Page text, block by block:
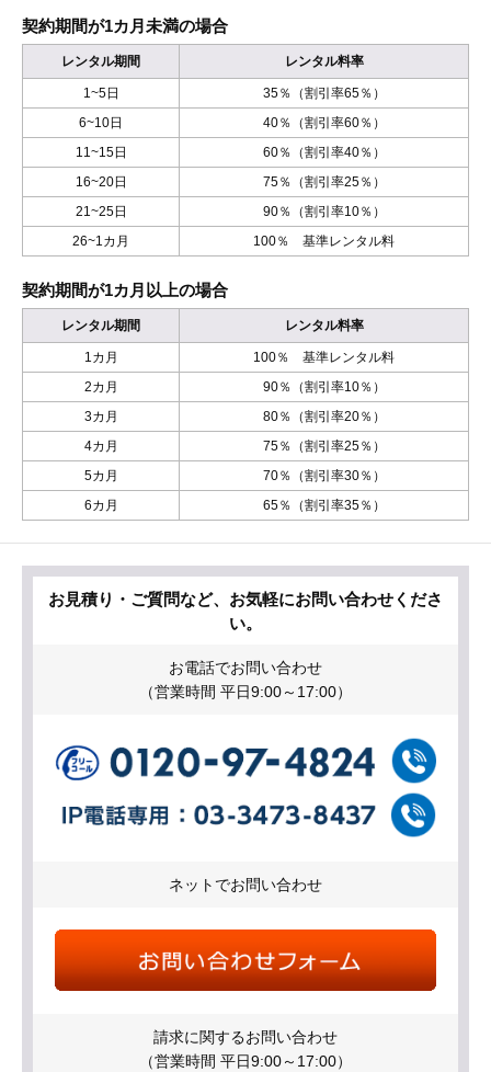
契約期間が1カ月未満の場合
レンタル期間 レンタル料率
1~5日
35％（割引率65％）
6~10日
40％（割引率60％）
11~15日
60％（割引率40％）
16~20日
75％（割引率25％）
21~25日
90％（割引率10％）
26~1カ月
100％ 基準レンタル料
契約期間が1カ月以上の場合
レンタル期間 レンタル料率
1カ月
100％ 基準レンタル料
2カ月
90％（割引率10％）
3カ月
80％（割引率20％）
4カ月
75％（割引率25％）
5カ月
70％（割引率30％）
6カ月
65％（割引率35％）
お見積り・ご質問など、お気軽にお問い合わせくださ
い。
お電話でお問い合わせ
（営業時間 平日9:00～17:00）
ネットでお問い合わせ
請求に関するお問い合わせ
（営業時間 平日9:00～17:00）